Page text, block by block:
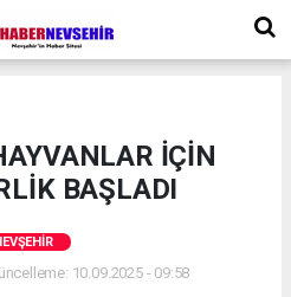
İÇİN
BAŞLADI
10.09.2025 - 09:58